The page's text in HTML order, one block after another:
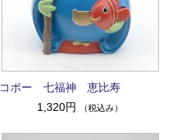
コポー 七福神 恵比寿
1,320円
（税込み）